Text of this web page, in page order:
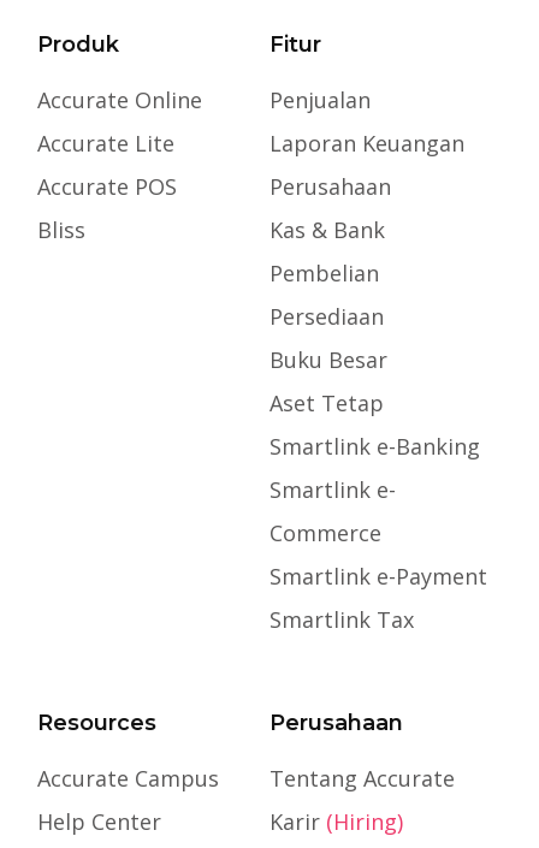
Produk
Accurate Online
Accurate Lite
Accurate POS
Bliss
Fitur
Penjualan
Laporan Keuangan
Perusahaan
Kas & Bank
Pembelian
Persediaan
Buku Besar
Aset Tetap
Smartlink e-Banking
Smartlink e-
Commerce
Smartlink e-Payment
Smartlink Tax
Resources
Accurate Campus
Help Center
Perusahaan
Tentang Accurate
Karir (Hiring)